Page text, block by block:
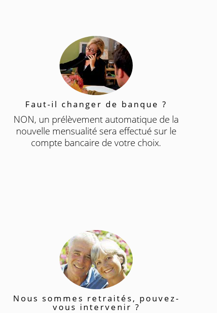
Faut-il changer de banque ?
NON, un prélèvement automatique de la
nouvelle mensualité sera effectué sur le
compte bancaire de votre choix.
Nous sommes retraités, pouvez-
vous intervenir ?